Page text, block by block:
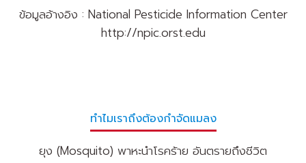
ข้อมูลอ้างอิง : National Pesticide Information Center
http://npic.orst.edu
ทำไมเราถึงต้องกำจัดแมลง
ยุง (Mosquito) พาหะนำโรคร้าย อันตรายถึงชีวิต